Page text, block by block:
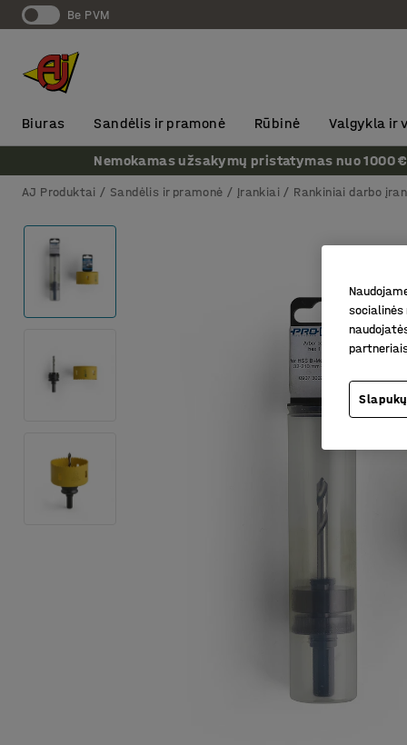
Be PVM
Biuras Sandėlis ir pramonė Rūbinė Valgykla ir
Nemokamas užsakymų pristatymas nuo 1000
AJ Produktai Sandėlis ir pramonė Įrankiai Rankiniai darbo
socialinės